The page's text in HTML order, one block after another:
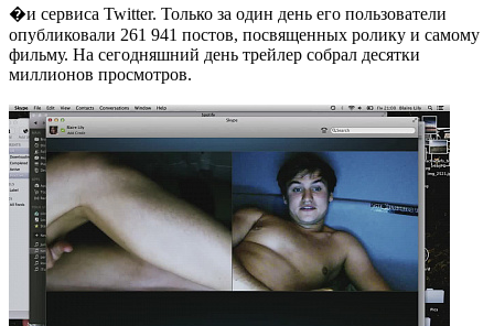
�и сервиса Twitter. Только за один день его пользователи
опубликовали 261 941 постов, посвященных ролику и самому
фильму. На сегодняшний день трейлер собрал десятки
миллионов просмотров.